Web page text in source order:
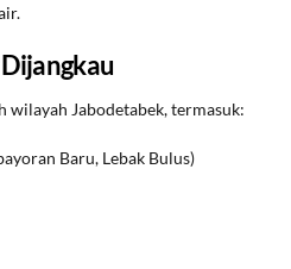
wilayah Jabodetabek, termasuk:
Baru, Lebak Bulus)